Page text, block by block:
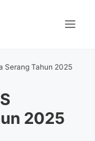
Serang Tahun 2025
2025